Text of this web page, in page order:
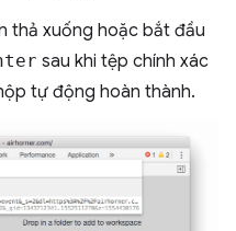
thả xuống hoặc bắt đầu
sau khi tệp chính xác
tự động hoàn thành.